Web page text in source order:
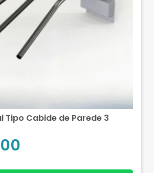
Tipo Cabide de Parede 3